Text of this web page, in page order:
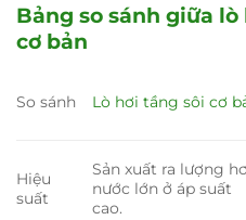
Bảng so sánh giữa
cơ bản
So sánh Lò hơi tầng sôi cơ
Hiệu
suất
Sản xuất ra lượng
nước lớn ở áp suất
cao.